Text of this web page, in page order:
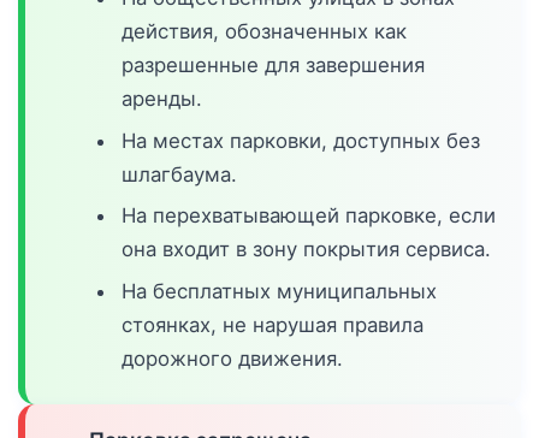
действия, обозначенных как
разрешенные для завершения
аренды.
На местах парковки, доступных без
шлагбаума.
На перехватывающей парковке, если
она входит в зону покрытия сервиса.
На бесплатных муниципальных
стоянках, не нарушая правила
дорожного движения.